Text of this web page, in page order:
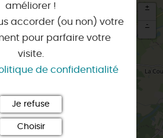
Itinéraire vers
+
-
améliorer !
accorder (ou non) votre
pour parfaire votre
visite.
de confidentialité
Je refuse
Choisir